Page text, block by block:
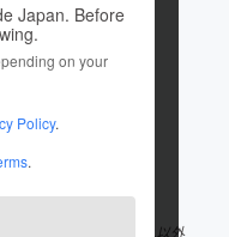
Japan. Before
on your
Policy.
.
います
、音楽も作って、それ以外